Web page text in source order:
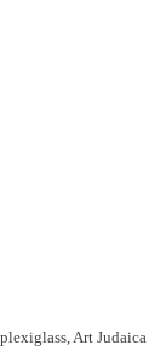
Art Judaica